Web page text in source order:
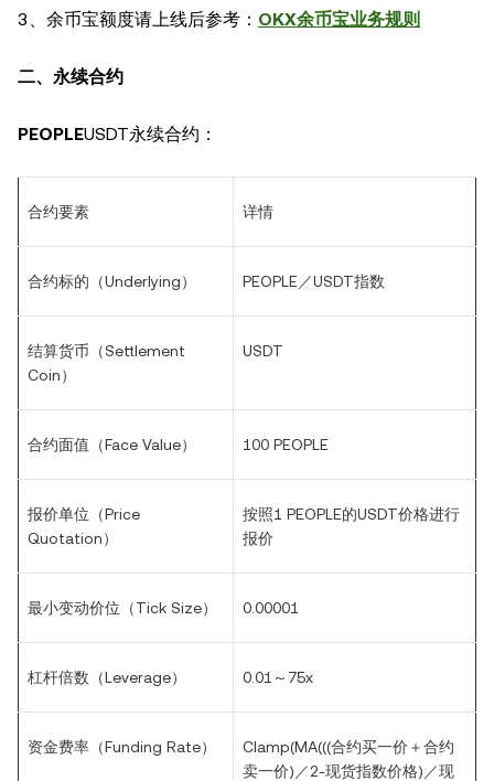
3 、余币宝额度请上线后参考： OKX余币宝业务规则
二、永续合约
PEOPLEUSDT永续合约：
合约要素 详情
合约标的（Underlying） PEOPLE ／USDT指数
结算货币（Settlement
Coin）
USDT
合约面值（Face Value） 100 PEOPLE
报价单位（Price
Quotation）
按照1 PEOPLE的USDT价格进行
报价
最小变动价位（Tick Size） 0.00001
杠杆倍数（Leverage） 0.01 ～75x
资金费率（Funding Rate） Clamp(MA(((合约买一价＋合约
卖一价)／2-现货指数价格)／现